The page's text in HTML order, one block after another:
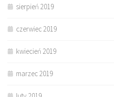
sierpień 2019
czerwiec 2019
kwiecień 2019
marzec 2019